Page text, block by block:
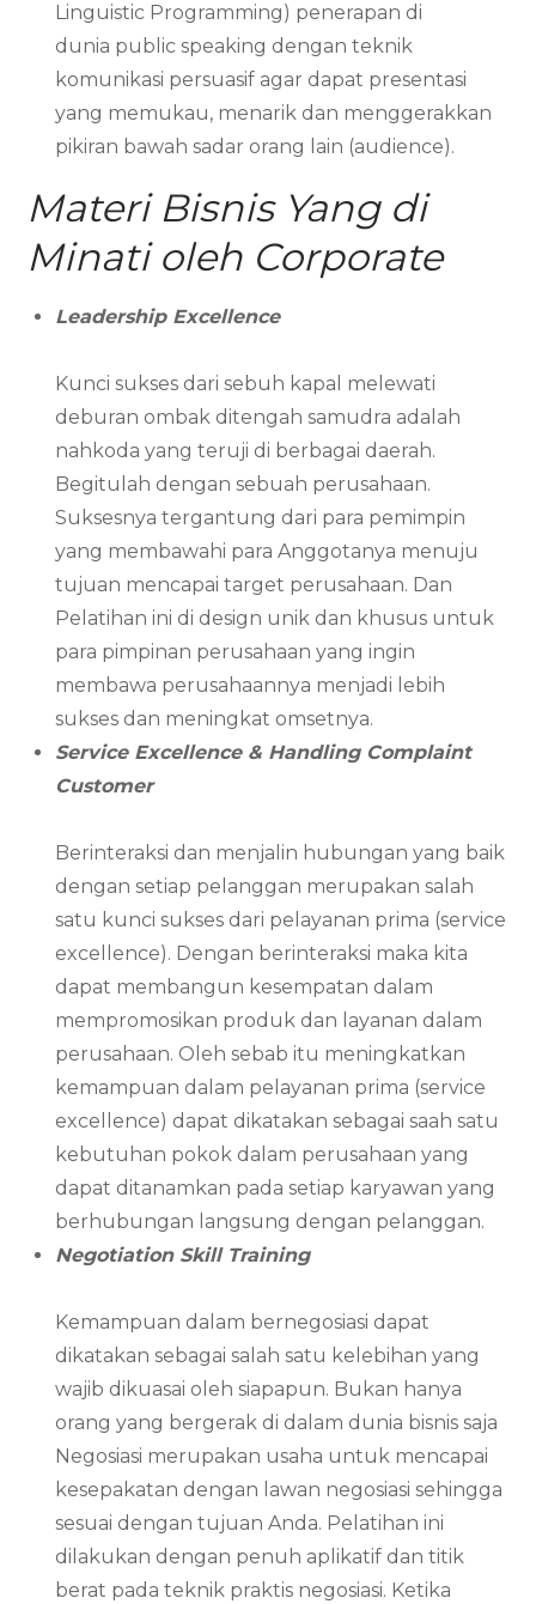
Linguistic Programming) penerapan di
dunia public speaking dengan teknik
komunikasi persuasif agar dapat presentasi
yang memukau, menarik dan menggerakkan
pikiran bawah sadar orang lain (audience).
Materi Bisnis Yang di
Minati oleh Corporate
Leadership Excellence
Kunci sukses dari sebuh kapal melewati
deburan ombak ditengah samudra adalah
nahkoda yang teruji di berbagai daerah.
Begitulah dengan sebuah perusahaan.
Suksesnya tergantung dari para pemimpin
yang membawahi para Anggotanya menuju
tujuan mencapai target perusahaan. Dan
Pelatihan ini di design unik dan khusus untuk
para pimpinan perusahaan yang ingin
membawa perusahaannya menjadi lebih
sukses dan meningkat omsetnya.
Service Excellence & Handling Complaint
Customer
Berinteraksi dan menjalin hubungan yang baik
dengan setiap pelanggan merupakan salah
satu kunci sukses dari pelayanan prima (service
excellence). Dengan berinteraksi maka kita
dapat membangun kesempatan dalam
mempromosikan produk dan layanan dalam
perusahaan. Oleh sebab itu meningkatkan
kemampuan dalam pelayanan prima (service
excellence) dapat dikatakan sebagai saah satu
kebutuhan pokok dalam perusahaan yang
dapat ditanamkan pada setiap karyawan yang
berhubungan langsung dengan pelanggan.
Negotiation Skill Training
Kemampuan dalam bernegosiasi dapat
dikatakan sebagai salah satu kelebihan yang
wajib dikuasai oleh siapapun. Bukan hanya
orang yang bergerak di dalam dunia bisnis saja
Negosiasi merupakan usaha untuk mencapai
kesepakatan dengan lawan negosiasi sehingga
sesuai dengan tujuan Anda. Pelatihan ini
dilakukan dengan penuh aplikatif dan titik
berat pada teknik praktis negosiasi. Ketika